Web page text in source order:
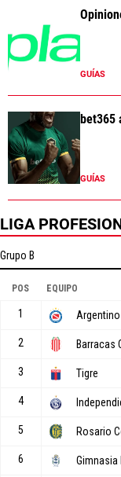
GUÍAS
bet365
GUÍAS
LIGA